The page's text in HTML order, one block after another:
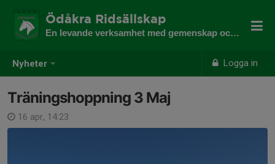
Nyheter Logga in
Ödåkra Ridsällskap
En levande verksamhet med gemenskap och utveckling
Träningshoppning 3 Maj
16 apr, 14:23